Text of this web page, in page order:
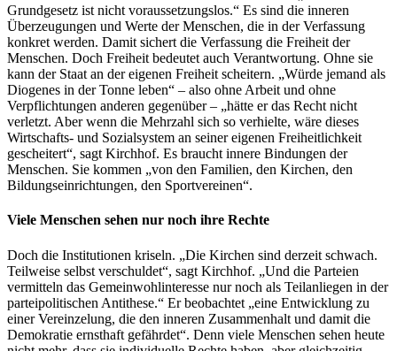
Grundgesetz ist nicht voraussetzungslos.“ Es sind die inneren
Überzeugungen und Werte der Menschen, die in der Verfassung
konkret werden. Damit sichert die Verfassung die Freiheit der
Menschen. Doch Freiheit bedeutet auch Verantwortung. Ohne sie
kann der Staat an der eigenen Freiheit scheitern. „Würde jemand als
Diogenes in der Tonne leben“ – also ohne Arbeit und ohne
Verpflichtungen anderen gegenüber – „hätte er das Recht nicht
verletzt. Aber wenn die Mehrzahl sich so verhielte, wäre dieses
Wirtschafts- und Sozialsystem an seiner eigenen Freiheitlichkeit
gescheitert“, sagt Kirchhof. Es braucht innere Bindungen der
Menschen. Sie kommen „von den Familien, den Kirchen, den
Bildungseinrichtungen, den Sportvereinen“.
Viele Menschen sehen nur noch ihre Rechte
Doch die Institutionen kriseln. „Die Kirchen sind derzeit schwach.
Teilweise selbst verschuldet“, sagt Kirchhof. „Und die Parteien
vermitteln das Gemeinwohlinteresse nur noch als Teilanliegen in der
parteipolitischen Antithese.“ Er beobachtet „eine Entwicklung zu
einer Vereinzelung, die den inneren Zusammenhalt und damit die
Demokratie ernsthaft gefährdet“. Denn viele Menschen sehen heute